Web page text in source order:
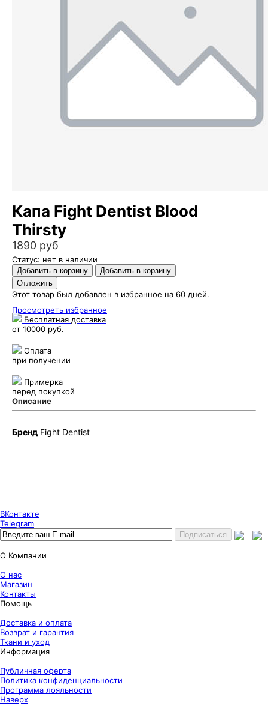
Капа Fight Dentist Blood
Thirsty
1890 руб
Статус: нет в наличии
Этот товар был добавлен в избранное на 60 дней.
Просмотреть избранное
Бесплатная доставка
от 10000 руб.
Оплата
при получении
Примерка
перед покупкой
Описание
Бренд Fight Dentist
ВКонтакте
Telegram
О Компании
О нас
Магазин
Контакты
Помощь
Доставка и оплата
Возврат и гарантия
Ткани и уход
Информация
Публичная оферта
Политика конфиденциальности
Программа лояльности
Наверх